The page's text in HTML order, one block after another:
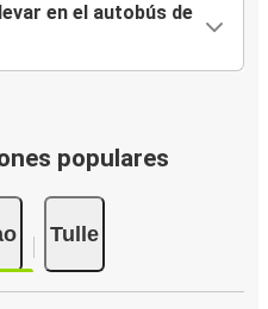
en el autobús de
populares
Tulle